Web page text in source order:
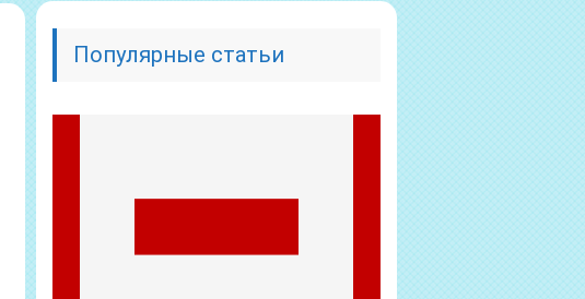
Популярные статьи